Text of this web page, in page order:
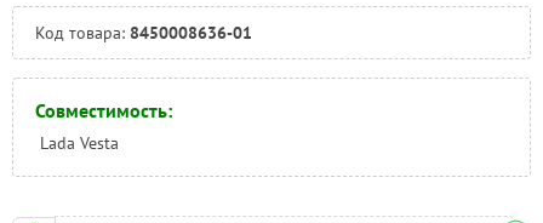
Код товара: 8450008636-01
Совместимость:
Lada Vesta